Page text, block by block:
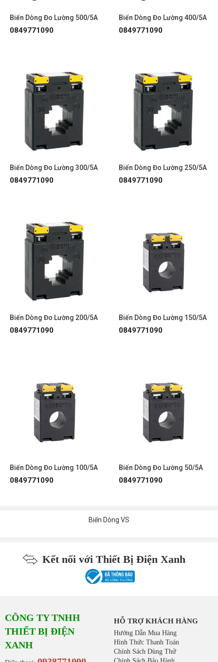
Biến Dòng Đo Lường 500/5A
0849771090
Biến Dòng Đo Lường 400/5A
0849771090
Biến Dòng Đo Lường 300/5A
0849771090
Biến Dòng Đo Lường 250/5A
0849771090
Biến Dòng Đo Lường 200/5A
0849771090
Biến Dòng Đo Lường 150/5A
0849771090
Biến Dòng Đo Lường 100/5A
0849771090
Biến Dòng Đo Lường 50/5A
0849771090
Biến Dòng VS
Kết nối với Thiết Bị Điện Xanh
CÔNG TY TNHH
THIẾT BỊ ĐIỆN
XANH
HỖ TRỢ KHÁCH HÀNG
Hướng Dẫn Mua Hàng
Hình Thức Thanh Toán
Chính Sách Dùng Thử